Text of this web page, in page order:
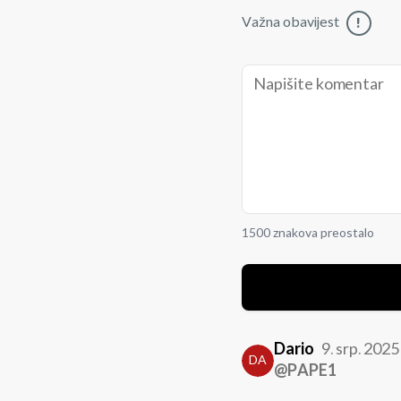
Važna obavijest !
1500 znakova preostalo
DA
Dario
@PAPE1
9. srp.